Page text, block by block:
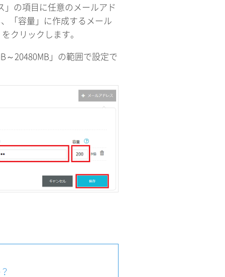
の項目に任意のメールアド
「容量」に作成するメール
クリックします。
20480MB」の範囲で設定で